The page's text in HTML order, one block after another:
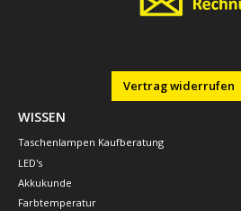
Vertrag widerrufen
WISSEN
Taschenlampen Kaufberatung
LED's
Akkukunde
Farbtemperatur